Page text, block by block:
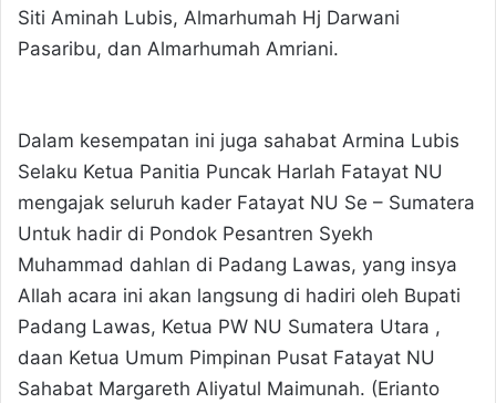
Siti Aminah Lubis, Almarhumah Hj Darwani
Pasaribu, dan Almarhumah Amriani.
Dalam kesempatan ini juga sahabat Armina Lubis
Selaku Ketua Panitia Puncak Harlah Fatayat NU
mengajak seluruh kader Fatayat NU Se – Sumatera
Untuk hadir di Pondok Pesantren Syekh
Muhammad dahlan di Padang Lawas, yang insya
Allah acara ini akan langsung di hadiri oleh Bupati
Padang Lawas, Ketua PW NU Sumatera Utara ,
daan Ketua Umum Pimpinan Pusat Fatayat NU
Sahabat Margareth Aliyatul Maimunah. (Erianto